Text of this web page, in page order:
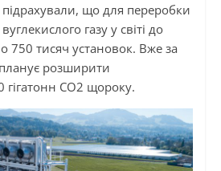
підрахували, що для переробки
газу у світі до
750 тисяч установок. Вже за
розширити
СО2 щороку.